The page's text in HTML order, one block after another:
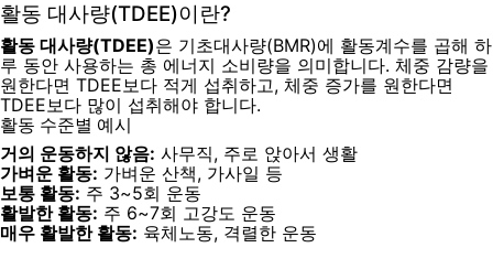
활동 대사량(TDEE)이란?
활동 대사량(TDEE)은 기초대사량(BMR)에 활동계수를 곱해 하
루 동안 사용하는 총 에너지 소비량을 의미합니다. 체중 감량을
원한다면 TDEE보다 적게 섭취하고, 체중 증가를 원한다면
TDEE보다 많이 섭취해야 합니다.
활동 수준별 예시
거의 운동하지 않음: 사무직, 주로 앉아서 생활
가벼운 활동: 가벼운 산책, 가사일 등
보통 활동: 주 3~5회 운동
활발한 활동: 주 6~7회 고강도 운동
매우 활발한 활동: 육체노동, 격렬한 운동